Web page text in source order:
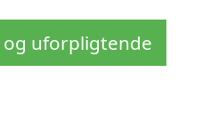
og uforpligtende